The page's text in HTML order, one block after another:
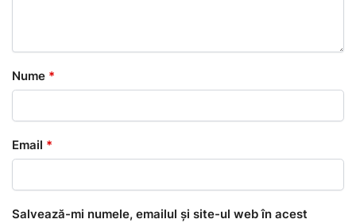
Nume *
Email *
Salvează-mi numele, emailul și site-ul web în acest